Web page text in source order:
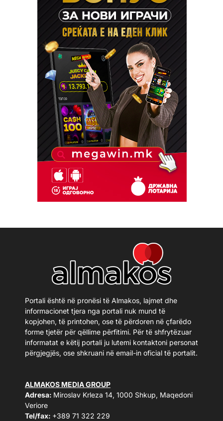
Portali është në pronësi të Almakos, lajmet dhe
informacionet tjera nga portali nuk mund të
kopjohen, të printohen, ose të përdoren në çfarëdo
forme tjetër për qëllime përfitimi. Për të shfrytëzuar
informatat e këtij portali ju lutemi kontaktoni personat
përgjegjës, ose shkruani në email-in oficial të portalit.
ALMAKOS MEDIA GROUP
Adresa: Miroslav Krleza 14, 1000 Shkup, Maqedoni
Veriore
Tel/fax: +389 71 322 229